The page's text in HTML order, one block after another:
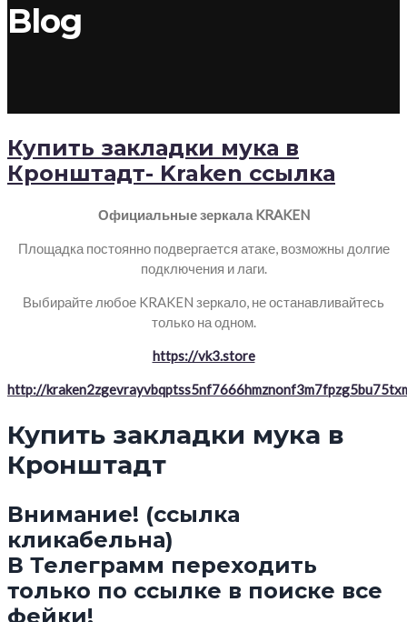
Blog
Купить закладки мука в
Кронштадт- Kraken ссылка
Официальные зеркала KRAKEN
Площадка постоянно подвергается атаке, возможны долгие
подключения и лаги.
Выбирайте любое KRAKEN зеркало, не останавливайтесь
только на одном.
https://vk3.store
http://
Купить закладки мука в
Кронштадт
Внимание! (ссылка
кликабельна)
В Телеграмм переходить
только по ссылке в поиске все
фейки!